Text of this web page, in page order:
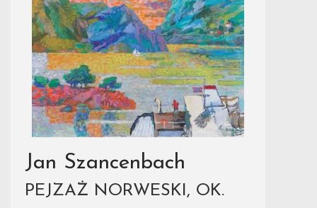
Jan Szancenbach
PEJZAŻ NORWESKI, OK.